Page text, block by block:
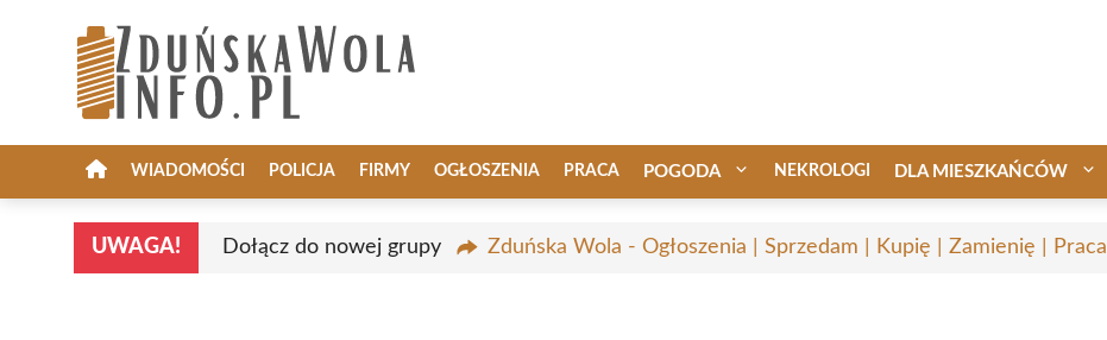
WIADOMOŚCI POLICJA FIRMY OGŁOSZENIA PRACA POGODA NEKROLOGI DLA MIESZKAŃCÓW
UWAGA! Dołącz do nowej grupy Zduńska Wola - Ogłoszenia | Sprzedam | Kupię | Zamienię | Praca